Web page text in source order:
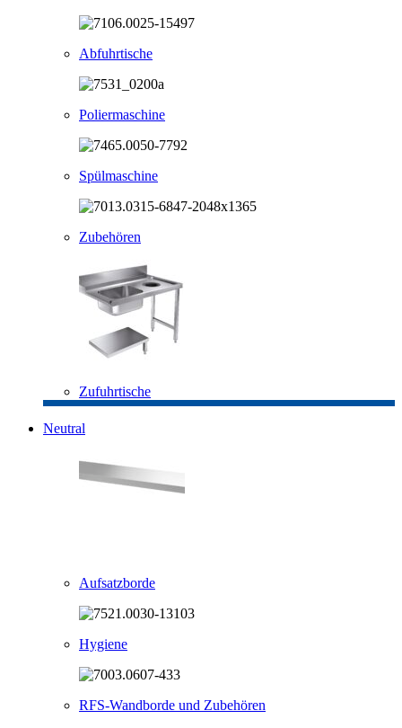
Abfuhrtische
Poliermaschine
Spülmaschine
Zubehören
Zufuhrtische
Neutral
Aufsatzborde
Hygiene
RFS-Wandborde und Zubehören